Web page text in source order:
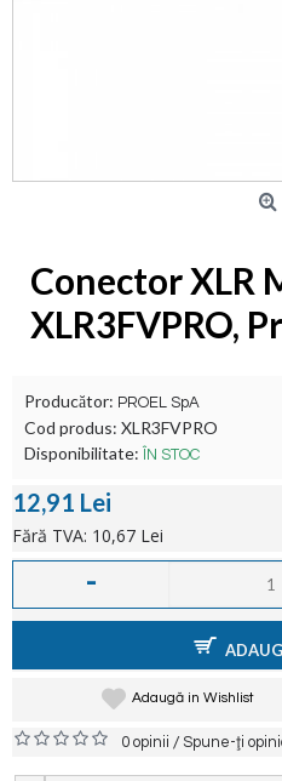
Conector XLR
XLR3FVPRO,
Producător: PROEL SpA
Cod produs: XLR3FVPRO
Disponibilitate:
ÎN STOC
12,91 Lei
Fără TVA: 10,67 Lei
-
Adaugă in Wishlist
0 opinii /Spune-ţi